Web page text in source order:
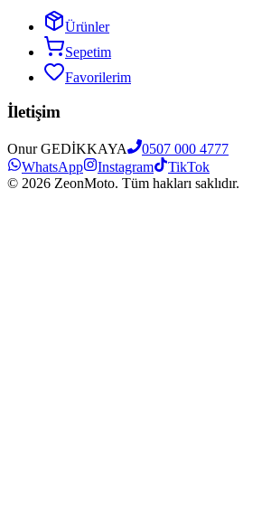
Ürünler
Sepetim
Favorilerim
İletişim
Onur GEDİKKAYA
0507 000 4777
WhatsApp
Instagram
TikTok
© 2026 ZeonMoto. Tüm hakları saklıdır.